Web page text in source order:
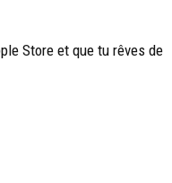
Store et que tu rêves de